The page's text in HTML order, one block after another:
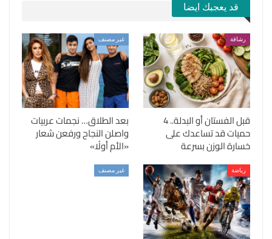
قد يعجبك ايضا
رشاقة
قبل الفستان أو البدلة.. 4
حميات قد تساعدك على
خسارة الوزن بسرعة
غير مصنف
بعد الطلاق… نجمات عربيات
واصلن النجاح ورفعن شعار
«الأم أولًا»
رياضة غير مصنف